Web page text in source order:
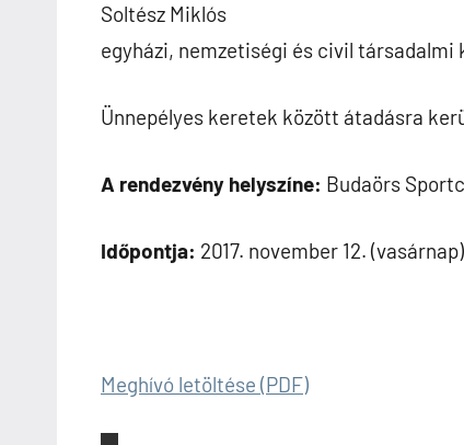
Soltész Miklós
egyházi, nemzetiségi és civil
Ünnepélyes keretek között átadásra
A rendezvény helyszíne: Budaörs
Időpontja: 2017. november 12.
Meghívó letöltése (PDF)